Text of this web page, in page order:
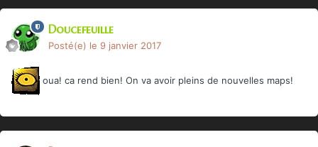
Doucefeuille
Posté(e) le 9 janvier 2017
oua! ca rend bien! On va avoir pleins de nouvelles maps!